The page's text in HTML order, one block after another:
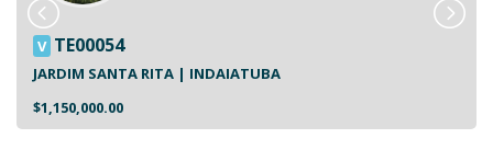
V TE00054
JARDIM SANTA RITA | INDAIATUBA
$1,150,000.00